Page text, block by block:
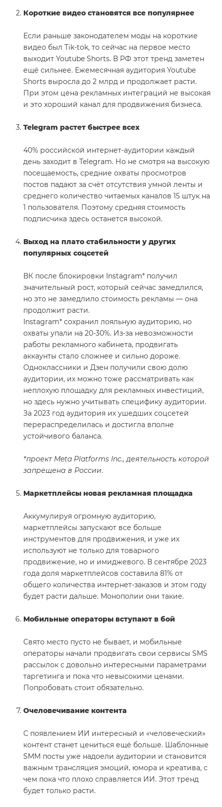
Короткие видео становятся все популярнее
Если раньше законодателем моды на короткие
видео был Tik-tok, то сейчас на первое место
выходит Youtube Shorts. В РФ этот тренд заметен
ещё сильнее. Ежемесячная аудитория Youtube
Shorts выросла до 2 млрд и продолжает расти.
При этом цена рекламных интеграций не высокая
и это хороший канал для продвижения бизнеса.
Telegram растет быстрее всех
40% российской интернет-аудитории каждый
день заходит в Telegram. Но не смотря на высокую
посещаемость, средние охваты просмотров
постов падают за счёт отсутствия умной ленты и
среднего количество читаемых каналов 15 штук на
1 пользователя. Поэтому средняя стоимость
подписчика здесь останется высокой.
Выход на плато стабильности у других
популярных соцсетей
ВК после блокировки Instagram* получил
значительный рост, который сейчас замедлился,
но это не замедлило стоимость рекламы — она
продолжит расти.
Instagram* сохранил лояльную аудиторию, но
охваты упали на 20-30%. Из-за невозможности
работы рекламного кабинета, продвигать
аккаунты стало сложнее и сильно дороже.
Одноклассники и Дзен получили свою долю
аудитории, их можно тоже рассматривать как
неплохую площадку для рекламных инвестиций,
но здесь нужно учитывать специфику аудитории.
За 2023 год аудитория их ушедших соцсетей
перераспределилась и достигла вполне
устойчивого баланса.
*проект Meta Platforms Inc., деятельность которой
запрещена в России.
Маркетплейсы новая рекламная площадка
Аккумулируя огромную аудиторию,
маркетплейсы запускают все больше
инструментов для продвижения, и уже их
используют не только для товарного
продвижение, но и имиджевого. В сентябре 2023
года доля маркетплейсов составила 81% от
общего количества интернет-заказов и этом году
будет расти дальше. Монополии они такие.
Мобильные операторы вступают в бой
Свято место пусто не бывает, и мобильные
операторы начали продвигать свои сервисы SMS
рассылок с довольно интересными параметрами
таргетинга и пока что невысокими ценами.
Попробовать стоит обязательно.
Очеловечивание контента
С появлением ИИ интересный и «человеческий»
контент станет цениться ещё больше. Шаблонные
SMM посты уже надоели аудитории и становится
важным трансляция эмоций, юмора и креатива, с
чем пока что плохо справляется ИИ. Этот тренд
будет только расти.